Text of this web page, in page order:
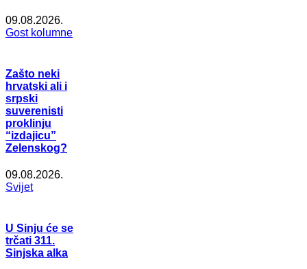
09.08.2026.
Gost kolumne
Zašto neki
hrvatski ali i
srpski
suverenisti
proklinju
“izdajicu”
Zelenskog?
09.08.2026.
Svijet
U Sinju će se
trčati 311.
Sinjska alka